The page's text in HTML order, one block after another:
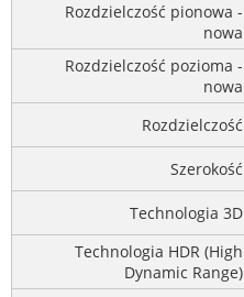
Rozdzielczość pionowa -
nowa
Rozdzielczość pozioma -
nowa
Rozdzielczość
Szerokość
Technologia 3D
Technologia HDR (High
Dynamic Range)